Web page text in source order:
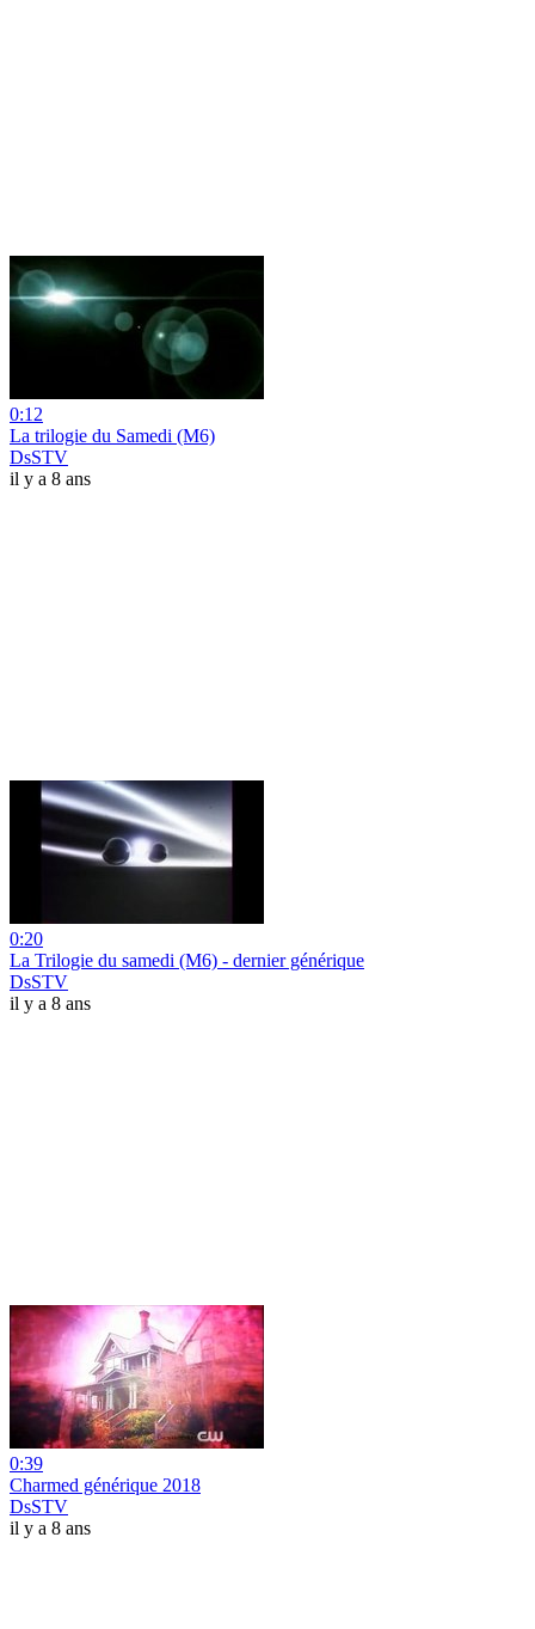
0:12
La trilogie du Samedi (M6)
DsSTV
il y a 8 ans
0:20
La Trilogie du samedi (M6) - dernier générique
DsSTV
il y a 8 ans
0:39
Charmed générique 2018
DsSTV
il y a 8 ans